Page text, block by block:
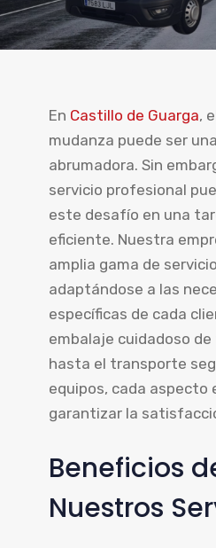
En Castillo de Guarga,
mudanza puede ser
abrumadora. Sin
servicio profesional
este desafío en una
eficiente. Nuestra
amplia gama de
adaptándose a las
específicas de cada
embalaje cuidadoso
hasta el transporte
equipos, cada aspecto
garantizar la
Beneficios
Nuestros